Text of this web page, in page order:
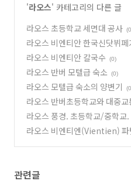
'라오스' 카테고리의 다른 글
라오스 초등학교 세면대 공사
라오스 비엔티안 한국신닷뷔페
라오스 비엔티안 칼국수 (0)
라오스 반버 모텔급 숙소 (0)
라오스 모텔급 숙소의 양변기
라오스 반버초등학교와 대중
(0)
라오스 풍경. 초등학교/중학
라오스 비엔티엔(Vientien)
관련글